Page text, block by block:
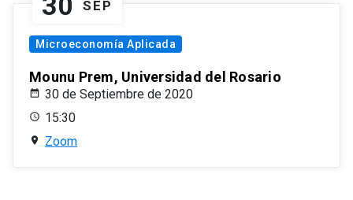
SEP
Microeconomía Aplicada
Mounu Prem, Universidad del Rosario
30 de Septiembre de 2020
15:30
Zoom